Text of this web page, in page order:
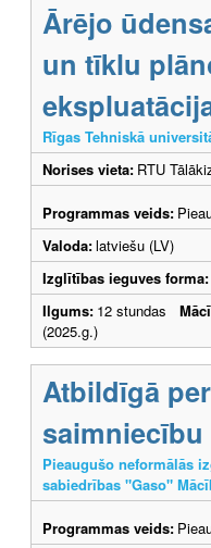
Ārējo
un tīklu
Rīgas Tehniskā
Norises vieta: RTU
Programmas veids:
Valoda:latviešu (LV)
Izglītības ieguves forma:
Ilgums: 12 stundas
(2025.g.)
Atbildīgā
saimniecību
Pieaugušo neformālās
sabiedrības "Gaso"
Programmas veids: